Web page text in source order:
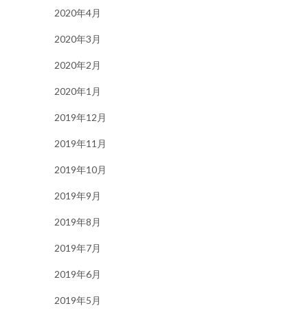
2020年4月
2020年3月
2020年2月
2020年1月
2019年12月
2019年11月
2019年10月
2019年9月
2019年8月
2019年7月
2019年6月
2019年5月